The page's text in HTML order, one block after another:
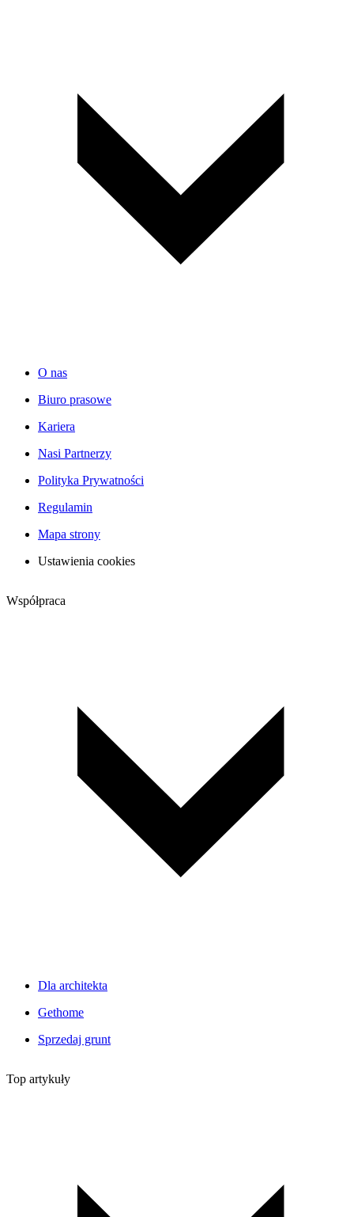
O nas
Biuro prasowe
Kariera
Nasi Partnerzy
Polityka Prywatności
Regulamin
Mapa strony
Ustawienia cookies
Współpraca
Dla architekta
Gethome
Sprzedaj grunt
Top artykuły